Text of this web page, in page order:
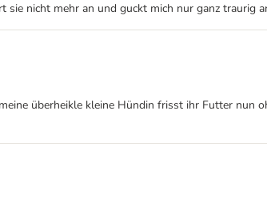
nicht mehr an und guckt mich nur ganz traurig
überheikle kleine Hündin frisst ihr Futter nun